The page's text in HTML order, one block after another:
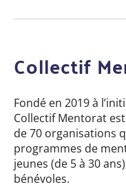
Collectif
Fondé en 2019 à
Collectif Mentorat
de 70 organisations
programmes de
jeunes (de 5 à 30
bénévoles.